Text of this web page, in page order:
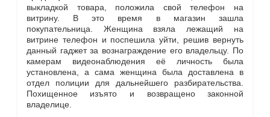
выкладкой товара, положила свой телефон на
витрину. В это время в магазин зашла
покупательница. Женщина взяла лежащий на
витрине телефон и поспешила уйти, решив вернуть
данный гаджет за вознаграждение его владельцу. По
камерам видеонаблюдения её личность была
установлена, а сама женщина была доставлена в
отдел полиции для дальнейшего разбирательства.
Похищенное изъято и возвращено законной
владелице.